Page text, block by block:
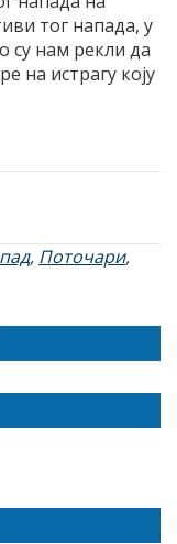
тог напада, у
су нам рекли да
на истрагу коју
, Поточари,